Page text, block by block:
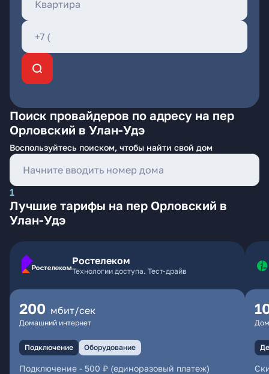
Поиск провайдеров по адресу на пер
Орловский в Улан-Удэ
Воспользуйтесь поиском, чтобы найти свой дом
1
Лучшие тарифы на пер Орловский в
Улан-Удэ
Ростелеком
Технологии доступа. Тест-драйв
200 мбит/сек
Домашний интернет
Подключение Оборудование
Подключение - 500 ₽ (единоразовый платеж)